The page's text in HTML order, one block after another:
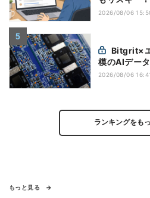
万全にしてお
2026/08/06
模のAIデー
2026/08/06
ランキングをも
もっと見る